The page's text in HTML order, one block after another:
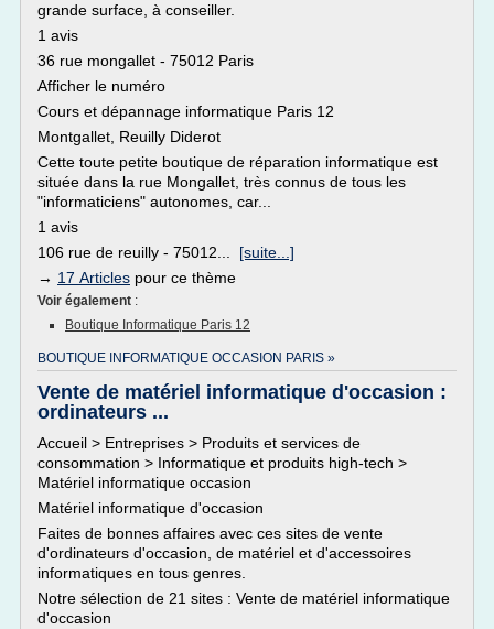
grande surface, à conseiller.
1 avis
36 rue mongallet - 75012 Paris
Afficher le numéro
Cours et dépannage informatique Paris 12
Montgallet, Reuilly Diderot
Cette toute petite boutique de réparation informatique est
située dans la rue Mongallet, très connus de tous les
"informaticiens" autonomes, car...
1 avis
106 rue de reuilly - 75012... [suite...]
→ 17 Articles pour ce thème
Voir également :
Boutique Informatique Paris 12
BOUTIQUE INFORMATIQUE OCCASION PARIS »
Vente de matériel informatique d'occasion :
ordinateurs ...
Accueil > Entreprises > Produits et services de
consommation > Informatique et produits high-tech >
Matériel informatique occasion
Matériel informatique d'occasion
Faites de bonnes affaires avec ces sites de vente
d'ordinateurs d'occasion, de matériel et d'accessoires
informatiques en tous genres.
Notre sélection de 21 sites : Vente de matériel informatique
d'occasion